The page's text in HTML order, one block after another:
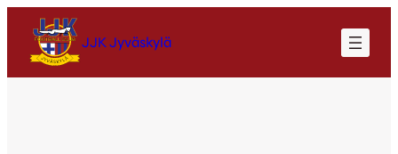
JJK Jyväskylä